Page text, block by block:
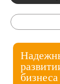
бизнеса